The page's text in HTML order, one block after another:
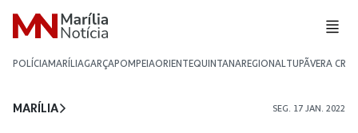
POLÍCIAMARÍLIAGARÇAPOMPEIAORIENTEQUINTANAREGIONALTUPÃVERA CRUZ
MARÍLIA SEG. 17 JAN. 2022